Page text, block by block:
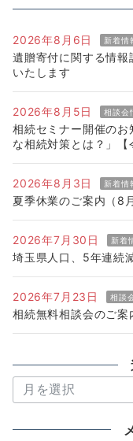
2026年8月6日 新着情
遺贈寄付に関する情
いたします
2026年8月5日 相談会
相続セミナー開催の
な相続対策とは？」【
2026年8月3日 新着情
夏季休業のご案内（8
2026年7月30日 新着
埼玉県人口、5年連続
2026年7月23日 相談
相続無料相談会のご案
去